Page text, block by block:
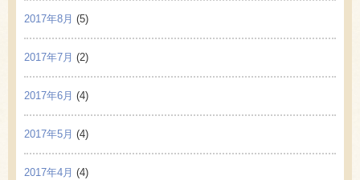
2017年8月 (5)
2017年7月 (2)
2017年6月 (4)
2017年5月 (4)
2017年4月 (4)